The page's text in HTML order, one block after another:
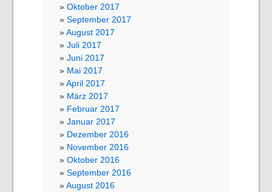
Oktober 2017
September 2017
August 2017
Juli 2017
Juni 2017
Mai 2017
April 2017
März 2017
Februar 2017
Januar 2017
Dezember 2016
November 2016
Oktober 2016
September 2016
August 2016